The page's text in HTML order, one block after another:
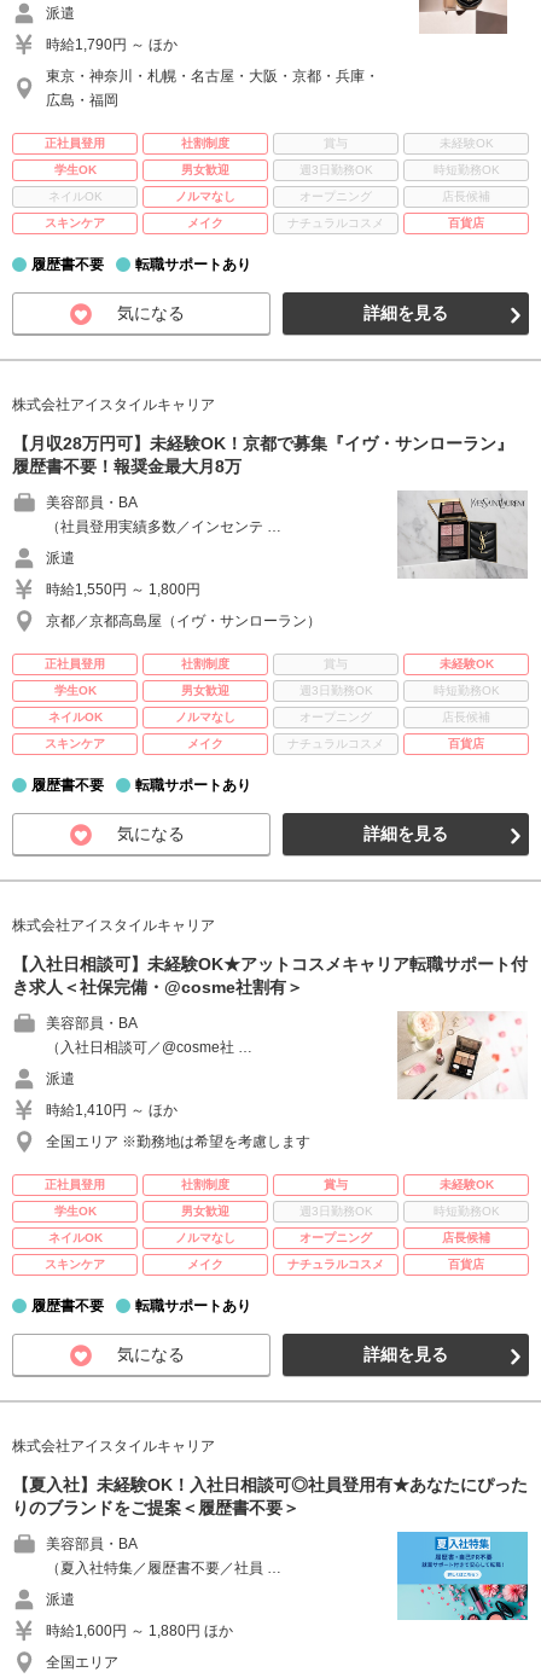
派遣
時給1,790円 ～ ほか
東京・神奈川・札幌・名古屋・大阪・京都・兵庫・
広島・福岡
正社員登用 社割制度 賞与
未経験OK
学生OK
男女歓迎 週3日勤務OK
時短勤務OK
ネイルOK
ノルマなし オープニング
店長候補
スキンケア
メイク ナチュラルコスメ 百貨店
履歴書不要 転職サポートあり
気になる 詳細を見る
株式会社アイスタイルキャリア
【月収28万円可】未経験OK！京都で募集『イヴ・サンローラン』
履歴書不要！報奨金最大月8万
美容部員・BA
（社員登用実績多数／インセンテ …
派遣
時給1,550円 ～ 1,800円
京都／京都高島屋（イヴ・サンローラン）
正社員登用 社割制度 賞与
未経験OK
学生OK
男女歓迎 週3日勤務OK
時短勤務OK
ネイルOK
ノルマなし オープニング
店長候補
スキンケア
メイク ナチュラルコスメ 百貨店
履歴書不要 転職サポートあり
気になる 詳細を見る
株式会社アイスタイルキャリア
【入社日相談可】未経験OK★アットコスメキャリア転職サポート付
き求人＜社保完備・@cosme社割有＞
美容部員・BA
（入社日相談可／@cosme社 …
派遣
時給1,410円 ～ ほか
全国エリア ※勤務地は希望を考慮します
正社員登用 社割制度 賞与
未経験OK
学生OK
男女歓迎 週3日勤務OK
時短勤務OK
ネイルOK
ノルマなし オープニング
店長候補
スキンケア
メイク ナチュラルコスメ 百貨店
履歴書不要 転職サポートあり
気になる 詳細を見る
株式会社アイスタイルキャリア
【夏入社】未経験OK！入社日相談可◎社員登用有★あなたにぴった
りのブランドをご提案＜履歴書不要＞
美容部員・BA
（夏入社特集／履歴書不要／社員 …
派遣
時給1,600円 ～ 1,880円 ほか
全国エリア